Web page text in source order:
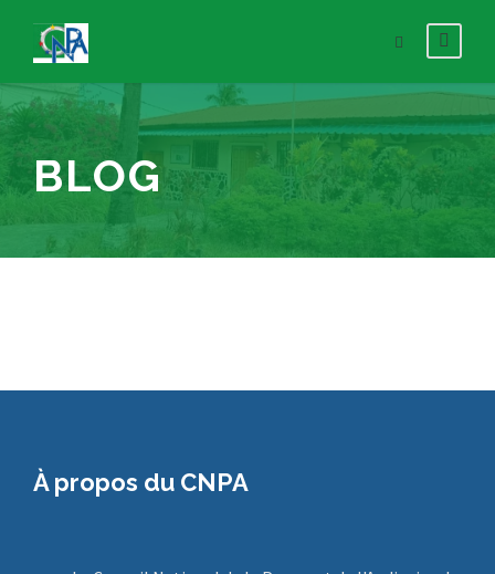
BLOG
À propos du CNPA